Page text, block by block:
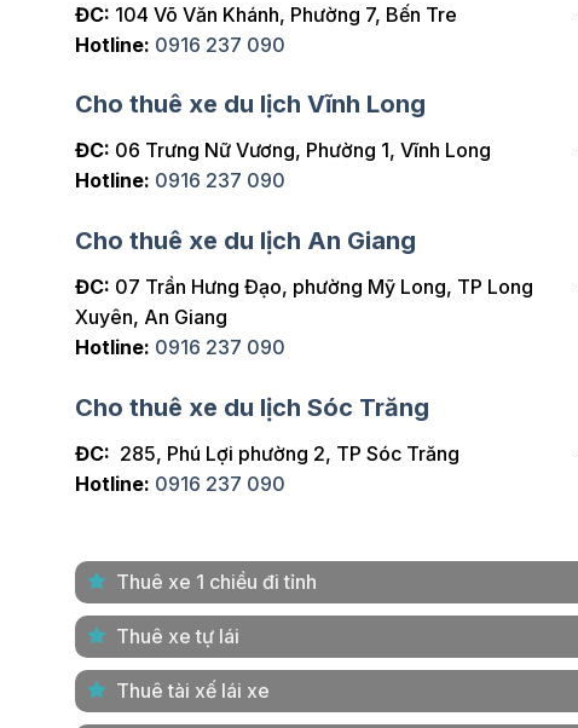
ĐC: 104 Võ Văn Khánh, Phường 7, Bến Tre
Hotline: 0916 237 090
Cho thuê xe du lịch Vĩnh Long
ĐC: 06 Trưng Nữ Vương, Phường 1, Vĩnh Long
Hotline: 0916 237 090
Cho thuê xe du lịch An Giang
ĐC: 07 Trần Hưng Đạo, phường Mỹ Long, TP Long
Xuyên, An Giang
Hotline: 0916 237 090
Cho thuê xe du lịch Sóc Trăng
ĐC: 285, Phú Lợi phường 2, TP Sóc Trăng
Hotline: 0916 237 090
Thuê xe 1 chiều đi tỉnh
Thuê xe tự lái
Thuê tài xế lái xe